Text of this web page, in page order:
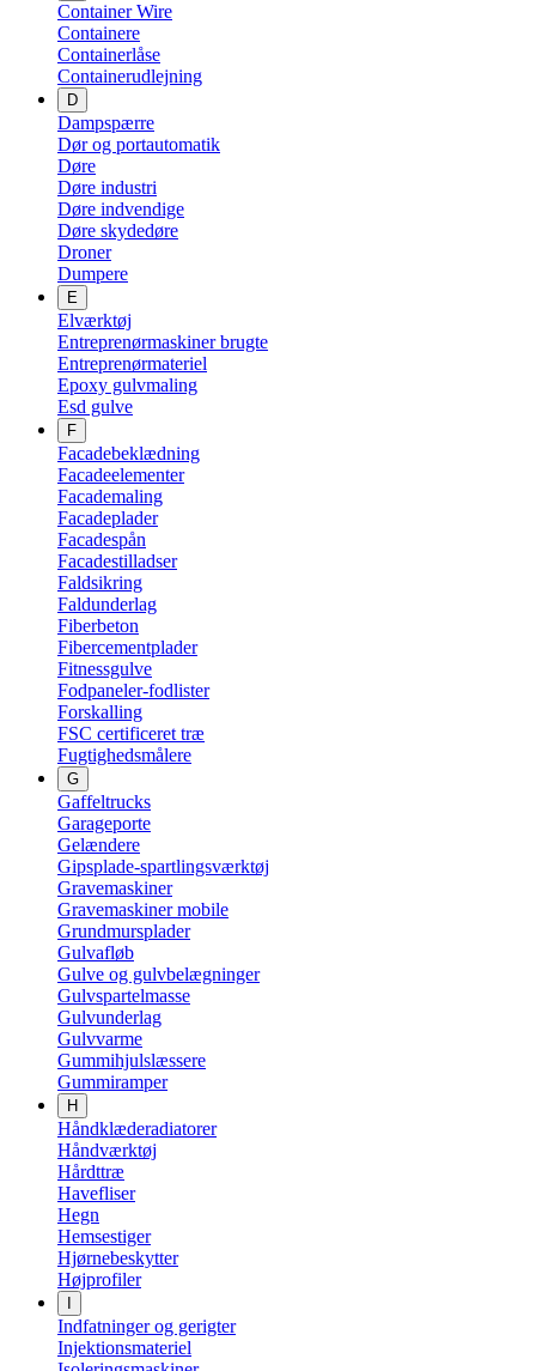
Container Wire
Containere
Containerlåse
Containerudlejning
D
Dampspærre
Dør og portautomatik
Døre
Døre industri
Døre indvendige
Døre skydedøre
Droner
Dumpere
E
Elværktøj
Entreprenørmaskiner brugte
Entreprenørmateriel
Epoxy gulvmaling
Esd gulve
F
Facadebeklædning
Facadeelementer
Facademaling
Facadeplader
Facadespån
Facadestilladser
Faldsikring
Faldunderlag
Fiberbeton
Fibercementplader
Fitnessgulve
Fodpaneler-fodlister
Forskalling
FSC certificeret træ
Fugtighedsmålere
G
Gaffeltrucks
Garageporte
Gelændere
Gipsplade-spartlingsværktøj
Gravemaskiner
Gravemaskiner mobile
Grundmursplader
Gulvafløb
Gulve og gulvbelægninger
Gulvspartelmasse
Gulvunderlag
Gulvvarme
Gummihjulslæssere
Gummiramper
H
Håndklæderadiatorer
Håndværktøj
Hårdttræ
Havefliser
Hegn
Hemsestiger
Hjørnebeskytter
Højprofiler
Indfatninger og gerigter
Injektionsmateriel